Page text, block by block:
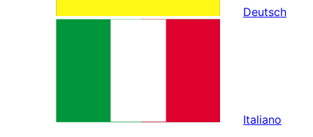
Deutsch
Italiano